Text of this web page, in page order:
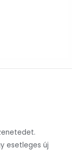
esetleges új